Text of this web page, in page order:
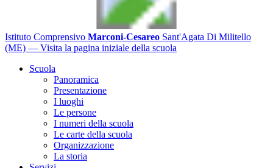
Istituto Comprensivo Marconi-Cesareo Sant'Agata Di Militello
(ME) — Visita la pagina iniziale della scuola
Scuola
Panoramica
Presentazione
I luoghi
Le persone
I numeri della scuola
Le carte della scuola
Organizzazione
La storia